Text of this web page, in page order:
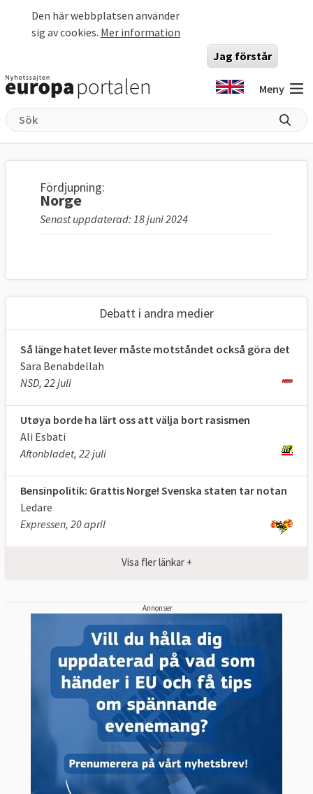
Den här webbplatsen använder
sig av cookies. Mer information
Jag förstår
Meny
Fördjupning:
Norge
Senast uppdaterad: 18 juni 2024
Debatt i andra medier
Så länge hatet lever måste motståndet också göra det
Sara Benabdellah
NSD, 22 juli
Utøya borde ha lärt oss att välja bort rasismen
Ali Esbati
Aftonbladet, 22 juli
Bensinpolitik: Grattis Norge! Svenska staten tar notan
Ledare
Expressen, 20 april
Visa fler länkar +
Annonser